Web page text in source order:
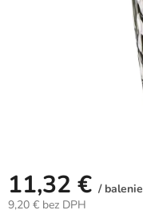
11,32 € / balenie
9,20 € bez DPH